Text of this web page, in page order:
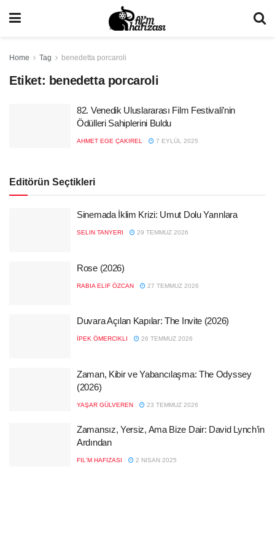
Home Tag benedetta porcaroli
Etiket: benedetta porcaroli
82. Venedik Uluslararası Film Festivali’nin
Ödülleri Sahiplerini Buldu
AHMET EGE ÇAKIREL 7 EYLÜL 2025
Editörün Seçtikleri
Sinemada İklim Krizi: Umut Dolu Yarınlara
SELIN TANYERI 29 TEMMUZ 2026
Rose (2026)
RABIA ELIF ÖZCAN 27 TEMMUZ 2026
Duvara Açılan Kapılar: The Invite (2026)
İPEK ÖMERCIKLI 26 TEMMUZ 2026
Zaman, Kibir ve Yabancılaşma: The Odyssey
(2026)
YAŞAR GÜLVEREN 23 TEMMUZ 2026
Zamansız, Yersiz, Ama Bize Dair: David Lynch’in
Ardından
FIL'M HAFIZASI 2 NISAN 2025